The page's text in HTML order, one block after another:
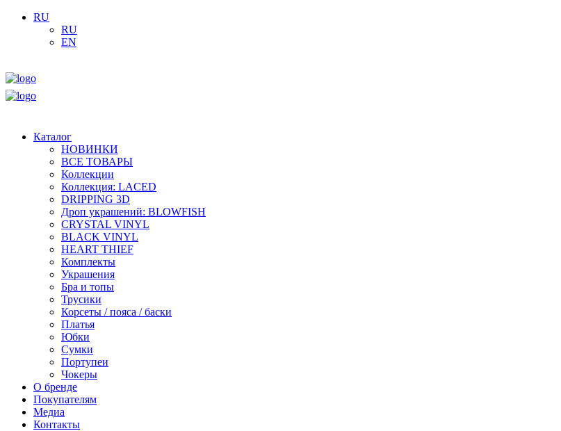
RU
RU
EN
Каталог
НОВИНКИ
ВСЕ ТОВАРЫ
Коллекции
Коллекция: LACED
DRIPPING 3D
Дроп украшений: BLOWFISH
CRYSTAL VINYL
BLACK VINYL
HEART THIEF
Комплекты
Украшения
Бра и топы
Трусики
Корсеты / пояса / баски
Платья
Юбки
Сумки
Портупеи
Чокеры
О бренде
Покупателям
Медиа
Контакты